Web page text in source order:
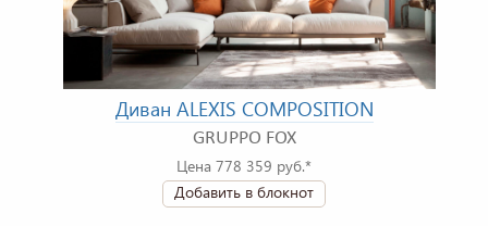
Диван ALEXIS COMPOSITION
GRUPPO FOX
Цена 778 359 руб.*
Добавить в блокнот